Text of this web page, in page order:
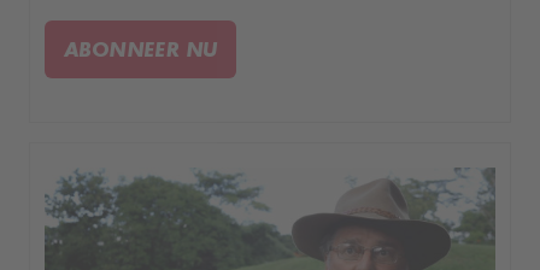
andere werelden zijn.
ABONNEER NU